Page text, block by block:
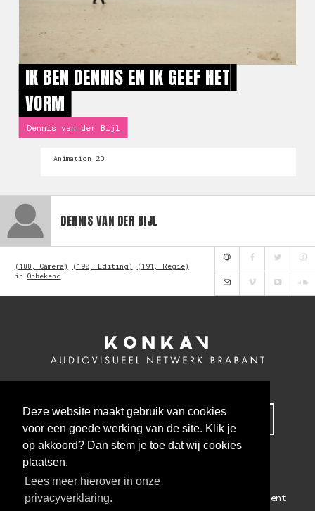
Deze website maakt gebruik van cookies
voor een goede werking van de site. Klik je
op akkoord? Dan stem je toe dat wij cookies
plaatsen.
Lees meer hierover in onze
privacyverklaring.
IK BEN DENNIS EN IK GEEF HET
VORM
Dennis van der Bijl
Animation 2D
DENNIS VAN DER BIJL
(188, Camera) (190, Editing)
(191, Regie)
in Onbekend
MELD JE NU AAN VOOR ONZE NIEUWSBRIEF
Colofon Algemene voorwaarden Privacy statement